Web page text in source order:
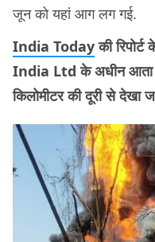
जून को यहां आग लग गई.
India Todayकी
India Ltd के अधीन आता
किलोमीटर की दूरी से देखा